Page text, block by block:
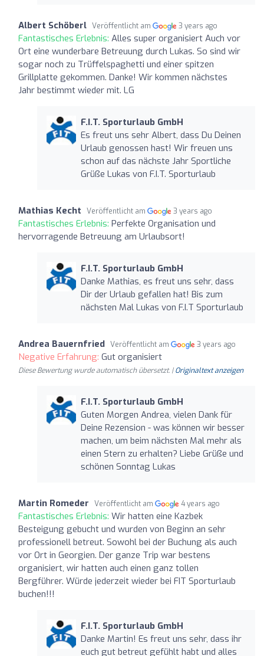
Albert Schöberl Veröffentlicht am 3 years ago
Fantastisches Erlebnis: Alles super organisiert Auch vor
Ort eine wunderbare Betreuung durch Lukas. So sind wir
sogar noch zu Trüffelspaghetti und einer spitzen
Grillplatte gekommen. Danke! Wir kommen nächstes
Jahr bestimmt wieder mit. LG
F.I.T. Sporturlaub GmbH
Es freut uns sehr Albert, dass Du Deinen
Urlaub genossen hast! Wir freuen uns
schon auf das nächste Jahr Sportliche
Grüße Lukas von F.I.T. Sporturlaub
Mathias Kecht Veröffentlicht am 3 years ago
Fantastisches Erlebnis: Perfekte Organisation und
hervorragende Betreuung am Urlaubsort!
F.I.T. Sporturlaub GmbH
Danke Mathias, es freut uns sehr, dass
Dir der Urlaub gefallen hat! Bis zum
nächsten Mal Lukas von F.I.T Sporturlaub
Andrea Bauernfried Veröffentlicht am 3 years ago
Negative Erfahrung: Gut organisiert
Diese Bewertung wurde automatisch übersetzt. |Originaltext anzeigen
F.I.T. Sporturlaub GmbH
Guten Morgen Andrea, vielen Dank für
Deine Rezension - was können wir besser
machen, um beim nächsten Mal mehr als
einen Stern zu erhalten? Liebe Grüße und
schönen Sonntag Lukas
Martin Romeder Veröffentlicht am 4 years ago
Fantastisches Erlebnis: Wir hatten eine Kazbek
Besteigung gebucht und wurden von Beginn an sehr
professionell betreut. Sowohl bei der Buchung als auch
vor Ort in Georgien. Der ganze Trip war bestens
organisiert, wir hatten auch einen ganz tollen
Bergführer. Würde jederzeit wieder bei FIT Sporturlaub
buchen!!!
F.I.T. Sporturlaub GmbH
Danke Martin! Es freut uns sehr, dass ihr
euch gut betreut gefühlt habt und alles